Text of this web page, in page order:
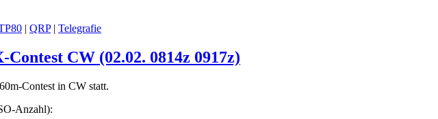
| QRP| Telegrafie
CW (02.02. 0814z 0917z)
Contest in CW statt.
Anzahl):